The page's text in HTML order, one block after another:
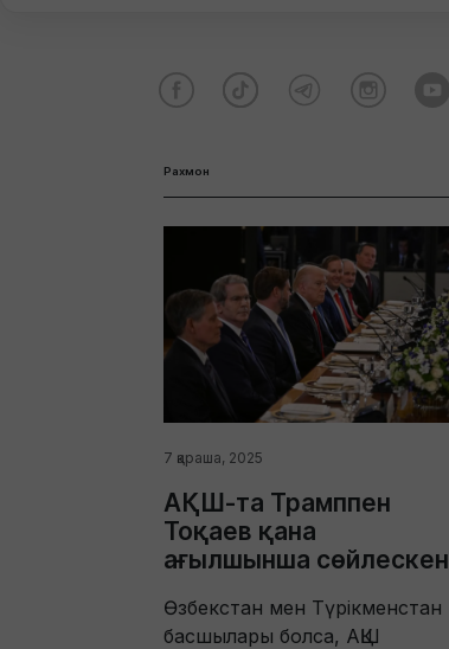
Рахмон
7 қараша, 2025
АҚШ-та Трамппен
Тоқаев қана
ағылшынша сөйлескен
Өзбекстан мен Түрікменстан
басшылары болса, АҚШ